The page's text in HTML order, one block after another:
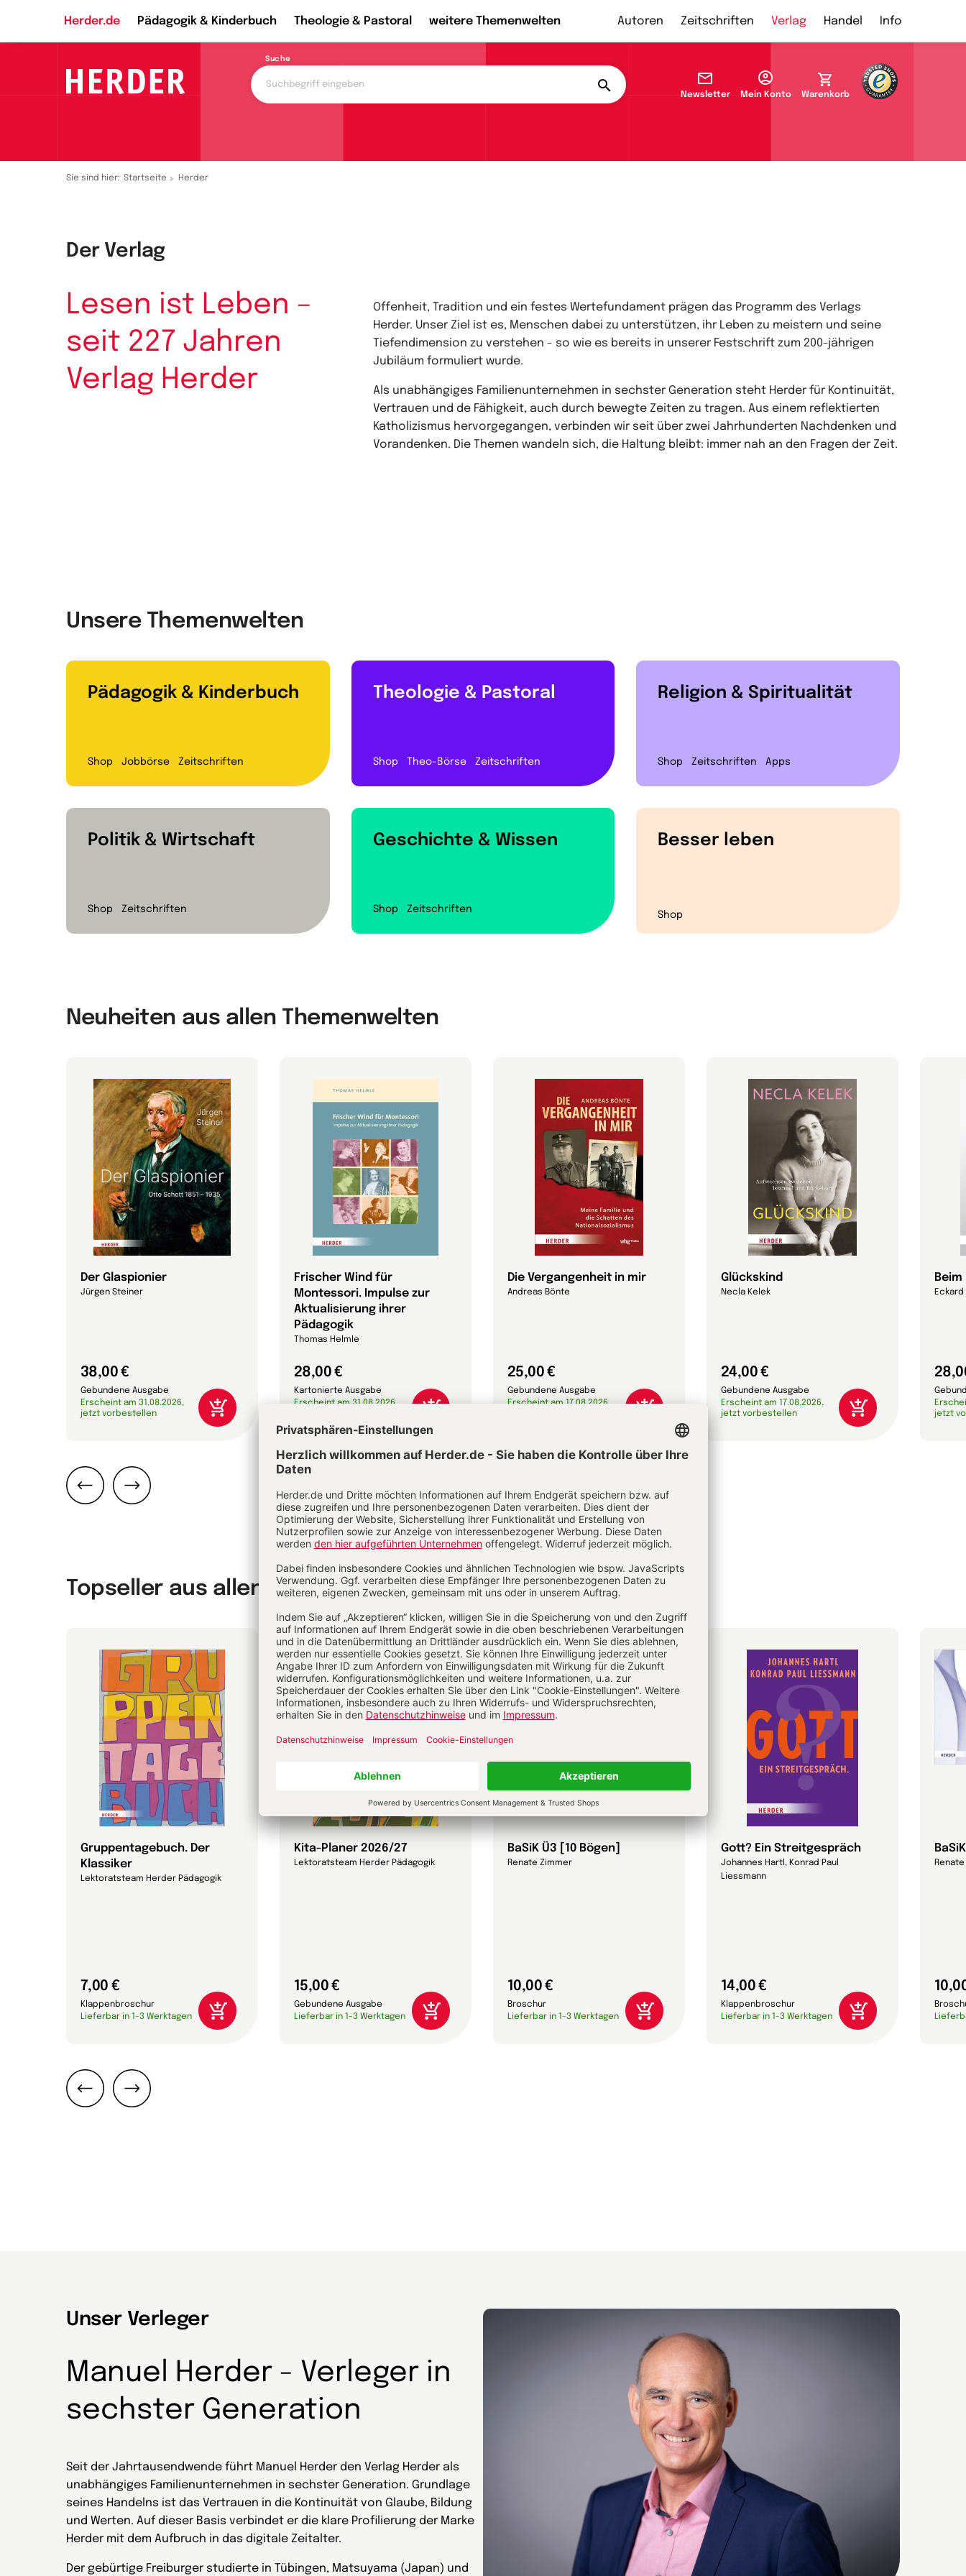
Herder.de Pädagogik & Kinderbuch Theologie & Pastoral weitere Themenwelten Autoren Zeitschriften Verlag Handel Info
Suche
Newsletter Mein Konto Warenkorb
Sie sind hier: Startseite Herder
Der Verlag
Lesen ist Leben –
seit 227 Jahren
Verlag Herder
Offenheit, Tradition und ein festes Wertefundament prägen das Programm des Verlags
Herder. Unser Ziel ist es, Menschen dabei zu unterstützen, ihr Leben zu meistern und seine
Tiefendimension zu verstehen - so wie es bereits in unserer Festschrift zum 200-jährigen
Jubiläum formuliert wurde.
Als unabhängiges Familienunternehmen in sechster Generation steht Herder für Kontinuität,
Vertrauen und de Fähigkeit, auch durch bewegte Zeiten zu tragen. Aus einem reflektierten
Katholizismus hervorgegangen, verbinden wir seit über zwei Jahrhunderten Nachdenken und
Vorandenken. Die Themen wandeln sich, die Haltung bleibt: immer nah an den Fragen der Zeit.
Unsere Themenwelten
Pädagogik & Kinderbuch
Shop Jobbörse Zeitschriften
Theologie & Pastoral
Shop Theo-Börse Zeitschriften
Religion & Spiritualität
Shop Zeitschriften Apps
Politik & Wirtschaft
Shop Zeitschriften
Geschichte & Wissen
Shop Zeitschriften
Besser leben
Shop
Neuheiten aus allen Themenwelten
Der Glaspionier
Jürgen Steiner
38,00 €
Gebundene Ausgabe
Erscheint am 31.08.2026,
jetzt vorbestellen
Frischer Wind für
Montessori. Impulse zur
Aktualisierung ihrer
Pädagogik
Thomas Helmle
28,00 €
Kartonierte Ausgabe
Erscheint am 31.08.2026,
Die Vergangenheit in mir
Andreas Bönte
25,00 €
Gebundene Ausgabe
Erscheint am 17.08.2026,
Glückskind
Necla Kelek
24,00 €
Gebundene Ausgabe
Erscheint am 17.08.2026,
jetzt vorbestellen
Beim
jetzt
Topseller aus allen Themenwelten
Gruppentagebuch. Der
Klassiker
Lektoratsteam Herder Pädagogik
7,00 €
Klappenbroschur
Lieferbar in 1-3 Werktagen
Kita-Planer 2026/27
Lektoratsteam Herder Pädagogik
15,00 €
Gebundene Ausgabe
Lieferbar in 1-3 Werktagen
BaSiK Ü3 [10 Bögen]
Renate Zimmer
10,00 €
Broschur
Lieferbar in 1-3 Werktagen
Gott? Ein Streitgespräch
Johannes Hartl, Konrad Paul
Liessmann
14,00 €
Klappenbroschur
Lieferbar in 1-3 Werktagen
Unser Verleger
Manuel Herder - Verleger in
sechster Generation
Seit der Jahrtausendwende führt Manuel Herder den Verlag Herder als
unabhängiges Familienunternehmen in sechster Generation. Grundlage
seines Handelns ist das Vertrauen in die Kontinuität von Glaube, Bildung
und Werten. Auf dieser Basis verbindet er die klare Profilierung der Marke
Herder mit dem Aufbruch in das digitale Zeitalter.
Der gebürtige Freiburger studierte in Tübingen, Matsuyama (Japan) und